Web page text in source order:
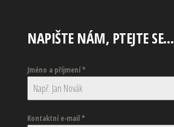
NAPIŠTE NÁM, PTEJTE SE…
Jméno a příjmení*
Kontaktní e-mail*